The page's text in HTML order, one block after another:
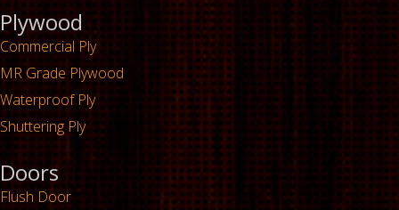
Plywood
Commercial Ply
MR Grade Plywood
Waterproof Ply
Shuttering Ply
Doors
Flush Door